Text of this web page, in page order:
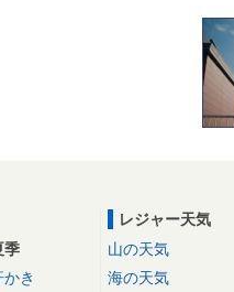
季
かき
レジャー天気
山の天気
海の天気